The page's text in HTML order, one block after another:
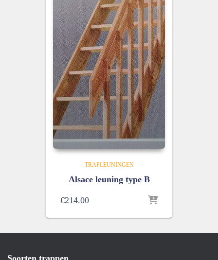
TRAPLEUNINGEN
Alsace leuning type B
€214.00
Soorten trappen